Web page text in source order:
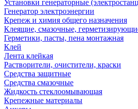
Установки генераторные
Генератор электроэнергии
Крепеж и химия общего назначения
Клеящие, смазочные,
Герметики, пасты, пена монтажная
Клей
Лента клейкая
Растворители, очистители, краски
Средства защитные
Средства смазочные
Жидкость стеклоомывающая
Крепежные материалы